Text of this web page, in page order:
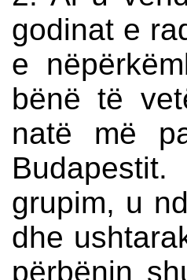
godinat e
e
bënë të
natë më
grupim, u
dhe
përbënin